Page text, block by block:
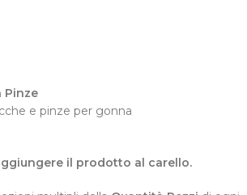
Pinze
e pinze per gonna
il prodotto al carello.